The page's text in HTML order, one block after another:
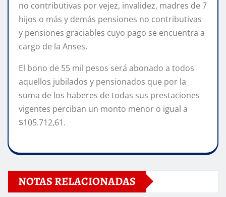
no contributivas por vejez, invalidez, madres de 7
hijos o más y demás pensiones no contributivas
y pensiones graciables cuyo pago se encuentra a
cargo de la Anses.
El bono de 55 mil pesos será abonado a todos
aquellos jubilados y pensionados que por la
suma de los haberes de todas sus prestaciones
vigentes perciban un monto menor o igual a
$105.712,61.
NOTAS RELACIONADAS